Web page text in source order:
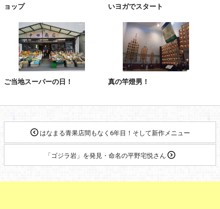
ョップ
いヨガでスタート
ご当地スーパーの日！ 真の竿燈男！
はなまる青果店間もなく6年目！そして新作メニュー
「ゴジラ岩」を発見・命名の平野宅悦さん